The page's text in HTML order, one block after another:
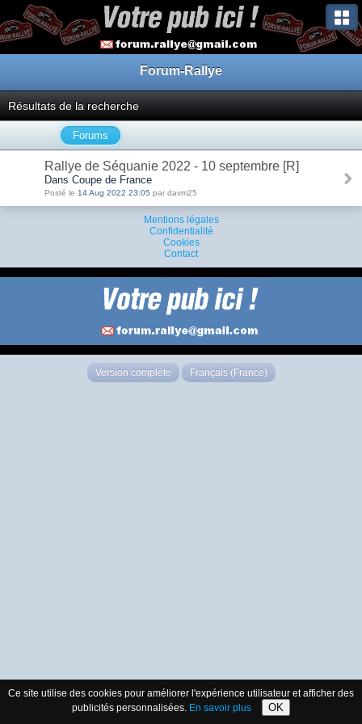
Forum-Rallye
Résultats de la recherche
Forums
Rallye de Séquanie 2022 - 10 septembre [R]
Dans Coupe de France
Posté le 14 Aug 2022 23:05 par davm25
Mentions légales
Confidentialité
Cookies
Contact
Version complète Français (France)
Ce site utilise des cookies pour améliorer l'expérience utilisateur et afficher des
publicités personnalisées. En savoir plus OK